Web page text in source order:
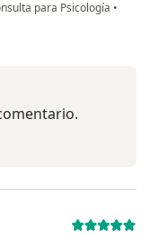
para Psicología •